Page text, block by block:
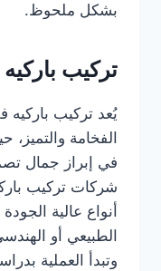
بشكل ملحوظ.
تركيب
يُعد تركيب باركيه
الفخامة
في إبراز جمال
شركات تركيب
أنواع عالية
الطبيعي أو
وتبدأ العملية